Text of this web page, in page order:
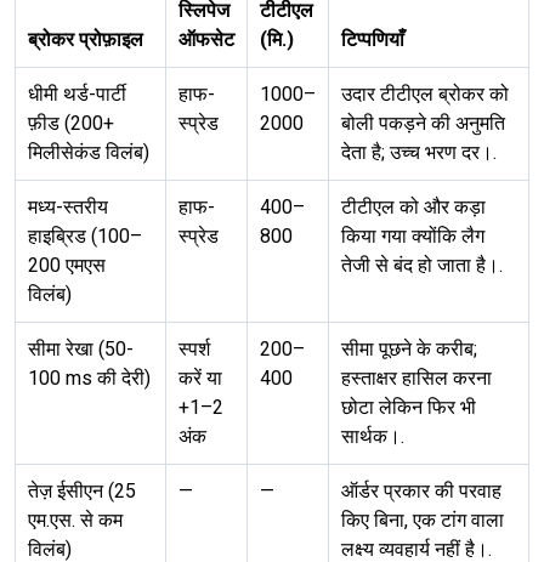
ब्रोकर प्रोफ़ाइल
स्लिपेज
ऑफसेट
टीटीएल
(मि.)
टिप्पणियाँ
धीमी थर्ड-पार्टी
फ़ीड (200+
मिलीसेकंड विलंब)
हाफ-
स्प्रेड
1000–
2000
उदार टीटीएल ब्रोकर को
बोली पकड़ने की अनुमति
देता है; उच्च भरण दर।.
मध्य-स्तरीय
हाइब्रिड (100–
200 एमएस
विलंब)
हाफ-
स्प्रेड
400–
800
टीटीएल को और कड़ा
किया गया क्योंकि लैग
तेजी से बंद हो जाता है।.
सीमा रेखा (50-
100 ms की देरी)
स्पर्श
करें या
+1–2
अंक
200–
400
सीमा पूछने के करीब;
हस्ताक्षर हासिल करना
छोटा लेकिन फिर भी
सार्थक।.
तेज़ ईसीएन (25
एम.एस. से कम
विलंब)
— —
ऑर्डर प्रकार की परवाह
किए बिना, एक टांग वाला
लक्ष्य व्यवहार्य नहीं है।.